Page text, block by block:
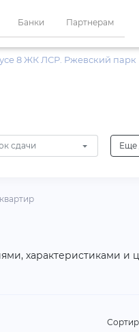
Банки Партнерам
8 ЖК ЛСР. Ржевский парк
сдачи Еще
характеристиками и